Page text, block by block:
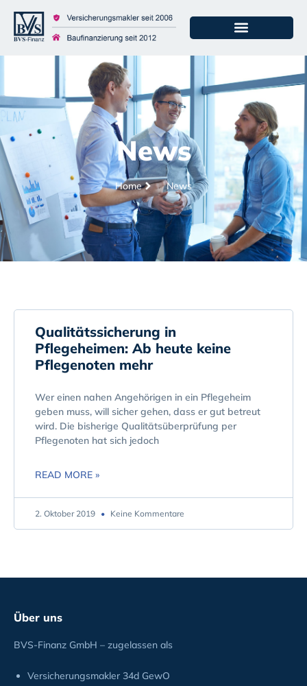
News
Home News
Qualitätssicherung in
Pflegeheimen: Ab heute keine
Pflegenoten mehr
Wer einen nahen Angehörigen in ein Pflegeheim
geben muss, will sicher gehen, dass er gut betreut
wird. Die bisherige Qualitätsüberprüfung per
Pflegenoten hat sich jedoch
READ MORE »
2. Oktober 2019 Keine Kommentare
Über uns
BVS-Finanz GmbH – zugelassen als
Versicherungsmakler 34d GewO